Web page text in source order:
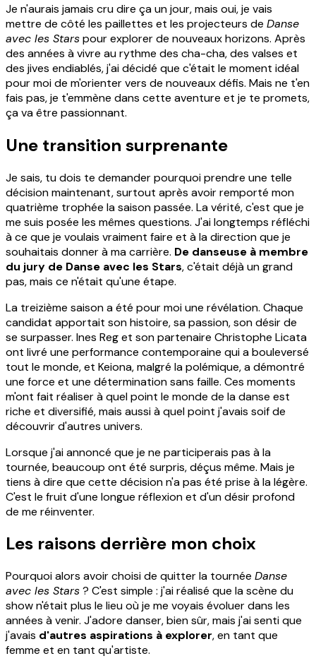
Je n'aurais jamais cru dire ça un jour, mais oui, je vais
mettre de côté les paillettes et les projecteurs de Danse
avec les Starspour explorer de nouveaux horizons. Après
des années à vivre au rythme des cha-cha, des valses et
des jives endiablés, j'ai décidé que c'était le moment idéal
pour moi de m'orienter vers de nouveaux défis. Mais ne t'en
fais pas, je t'emmène dans cette aventure et je te promets,
ça va être passionnant.
Une transition surprenante
Je sais, tu dois te demander pourquoi prendre une telle
décision maintenant, surtout après avoir remporté mon
quatrième trophée la saison passée. La vérité, c'est que je
me suis posée les mêmes questions. J'ai longtemps réfléchi
à ce que je voulais vraiment faire et à la direction que je
souhaitais donner à ma carrière. De danseuse à membre
du jury de Danse avec les Stars, c'était déjà un grand
pas, mais ce n'était qu'une étape.
La treizième saison a été pour moi une révélation. Chaque
candidat apportait son histoire, sa passion, son désir de
se surpasser. Ines Reg et son partenaire Christophe Licata
ont livré une performance contemporaine qui a bouleversé
tout le monde, et Keiona, malgré la polémique, a démontré
une force et une détermination sans faille. Ces moments
m'ont fait réaliser à quel point le monde de la danse est
riche et diversifié, mais aussi à quel point j'avais soif de
découvrir d'autres univers.
Lorsque j'ai annoncé que je ne participerais pas à la
tournée, beaucoup ont été surpris, déçus même. Mais je
tiens à dire que cette décision n'a pas été prise à la légère.
C'est le fruit d'une longue réflexion et d'un désir profond
de me réinventer.
Les raisons derrière mon choix
Pourquoi alors avoir choisi de quitter la tournée Danse
avec les Stars? C'est simple : j'ai réalisé que la scène du
show n'était plus le lieu où je me voyais évoluer dans les
années à venir. J'adore danser, bien sûr, mais j'ai senti que
j'avais d'autres aspirations à explorer, en tant que
femme et en tant qu'artiste.